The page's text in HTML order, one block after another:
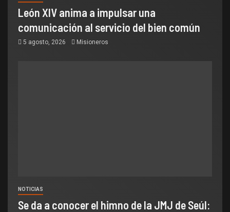
León XIV anima a impulsar una
comunicación al servicio del bien común
5 agosto, 2026 Misioneros
NOTICIAS
Se da a conocer el himno de la JMJ de Seúl: